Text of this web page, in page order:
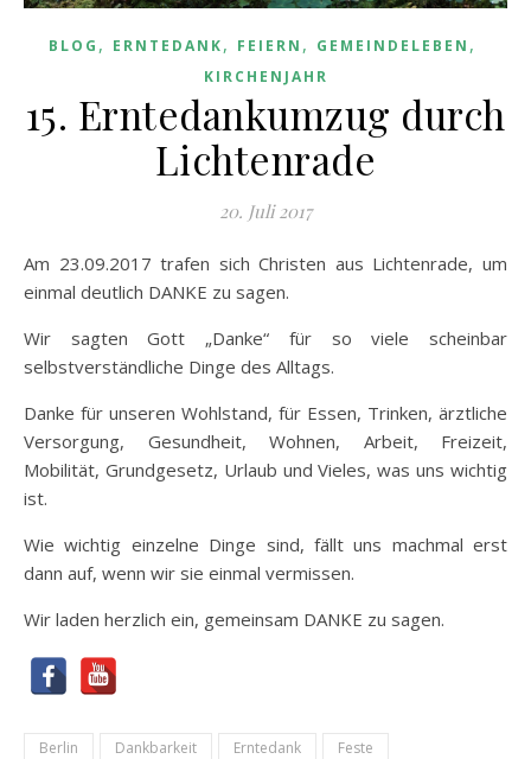
BLOG , ERNTEDANK, FEIERN , GEMEINDELEBEN ,
KIRCHENJAHR
15. Erntedankumzug durch
Lichtenrade
20. Juli 2017
Am 23.09.2017 trafen sich Christen aus Lichtenrade, um
einmal deutlich DANKE zu sagen.
Wir sagten Gott „Danke“ für so viele scheinbar
selbstverständliche Dinge des Alltags.
Danke für unseren Wohlstand, für Essen, Trinken, ärztliche
Versorgung, Gesundheit, Wohnen, Arbeit, Freizeit,
Mobilität, Grundgesetz, Urlaub und Vieles, was uns wichtig
ist.
Wie wichtig einzelne Dinge sind, fällt uns machmal erst
dann auf, wenn wir sie einmal vermissen.
Wir laden herzlich ein, gemeinsam DANKE zu sagen.
Berlin Dankbarkeit Erntedank
Feste